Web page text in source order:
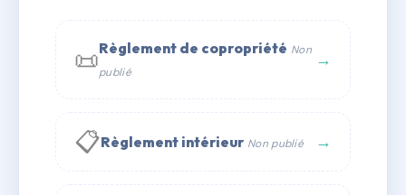
📜Règlement de copropriété Non
publié
→
📋Règlement intérieur Non publié →